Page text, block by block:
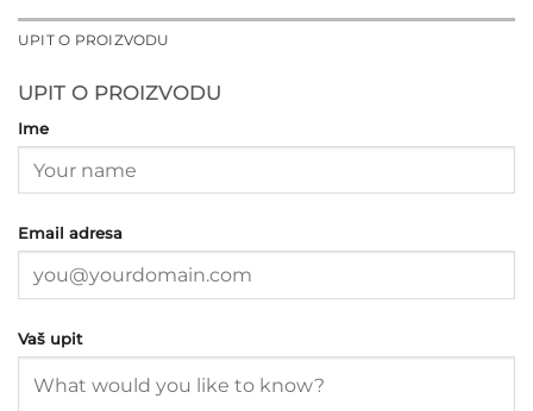
UPIT O PROIZVODU
UPIT O PROIZVODU
Ime
Email adresa
Vaš upit